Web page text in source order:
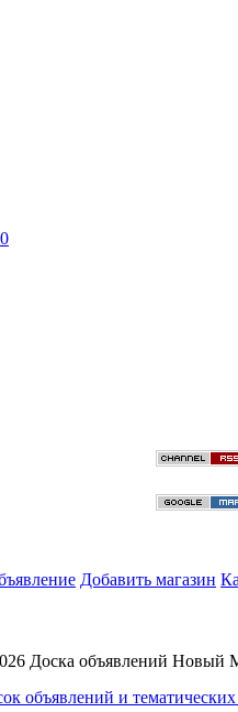
Добавить магазин
Доска объявлений Новый